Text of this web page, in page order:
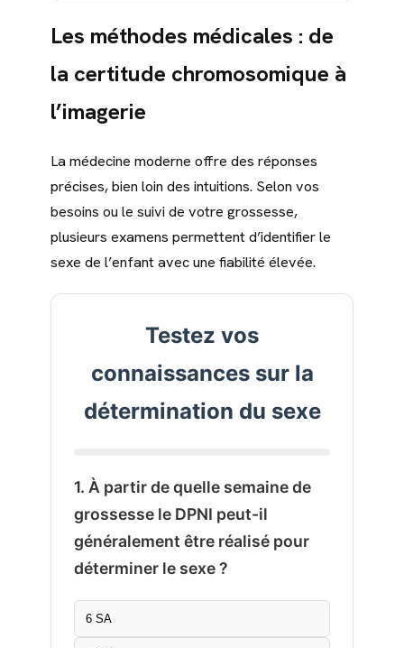
Les méthodes médicales : de
la certitude chromosomique à
l’imagerie
La médecine moderne offre des réponses
précises, bien loin des intuitions. Selon vos
besoins ou le suivi de votre grossesse,
plusieurs examens permettent d’identifier le
sexe de l’enfant avec une fiabilité élevée.
Testez vos
connaissances sur la
détermination du sexe
1. À partir de quelle semaine de
grossesse le DPNI peut-il
généralement être réalisé pour
déterminer le sexe ?
6 SA